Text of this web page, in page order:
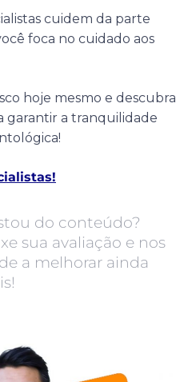
cuidem da parte
foca no cuidado aos
hoje mesmo e descubra
garantir a tranquilidade
do conteúdo?
sua avaliação e nos
a melhorar ainda